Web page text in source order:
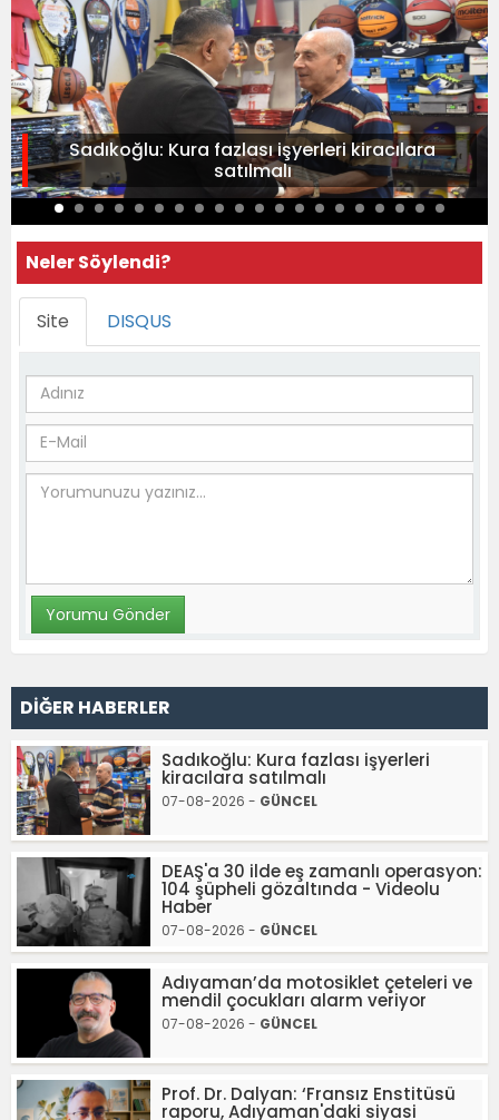
Sadıkoğlu: Kura fazlası işyerleri kiracılara
satılmalı
Neler Söylendi?
Site DISQUS
DİĞER HABERLER
Sadıkoğlu: Kura fazlası işyerleri
kiracılara satılmalı
07-08-2026 - GÜNCEL
DEAŞ'a 30 ilde eş zamanlı operasyon:
104 şüpheli gözaltında - Videolu
Haber
07-08-2026 - GÜNCEL
Adıyaman’da motosiklet çeteleri ve
mendil çocukları alarm veriyor
07-08-2026 - GÜNCEL
Prof. Dr. Dalyan: ‘Fransız Enstitüsü
raporu, Adıyaman'daki siyasi